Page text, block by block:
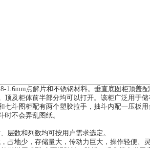
1.6mm点解片和不锈钢材料。垂直底图柜顶盖配
顶及柜体前半部分均可以打开。该柜广泛用于储
七斗图柜配有两个塑胶拉手，抽斗内配一压板用
时不会弄乱图纸。
层数和列数均可按用户需求选定。
占地少，存储量大，传动力巨大，操作轻便、